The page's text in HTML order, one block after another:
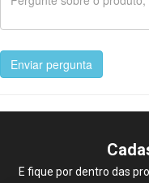
Enviar pergunta
E fique por dentro das